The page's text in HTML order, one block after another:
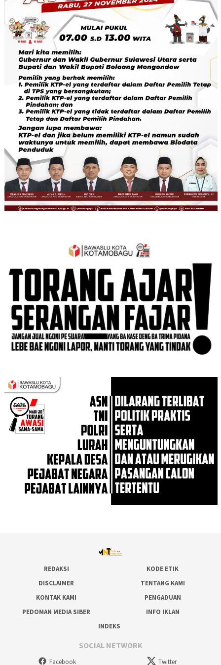
REDAKSI
KODE ETIK
DISCLAIMER
TENTANG KAMI
KONTAK KAMI
PENGADUAN
PEDOMAN MEDIA SIBER
INFO IKLAN
INDEKS
SOCIAL NETWORK
Facebook Twitter